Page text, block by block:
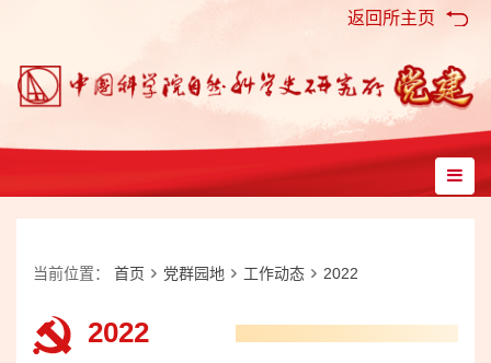
返回所主页
2022
当前位置： 首页 党群园地 工作动态 2022